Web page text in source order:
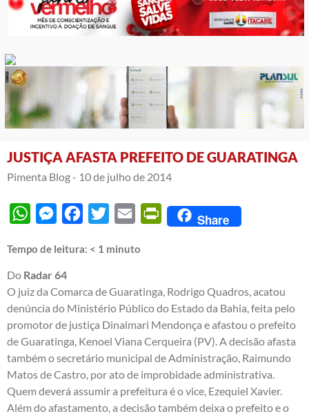
JUSTIÇA AFASTA PREFEITO DE GUARATINGA
Pimenta Blog - 10 de julho de 2014
WhatsAppMessengerFacebook
Twitter Email PrintFriendly
Share
Tempo de leitura: < 1 minuto
Do Radar 64
O juiz da Comarca de Guaratinga, Rodrigo Quadros, acatou
denúncia do Ministério Público do Estado da Bahia, feita pelo
promotor de justiça Dinalmari Mendonça e afastou o prefeito
de Guaratinga, Kenoel Viana Cerqueira (PV). A decisão afasta
também o secretário municipal de Administração, Raimundo
Matos de Castro, por ato de improbidade administrativa.
Quem deverá assumir a prefeitura é o vice, Ezequiel Xavier.
Além do afastamento, a decisão também deixa o prefeito e o